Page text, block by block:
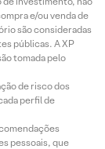
e/ou venda de
são consideradas
públicas. A XP
tomada pelo
de risco dos
perfil de
pessoais, que